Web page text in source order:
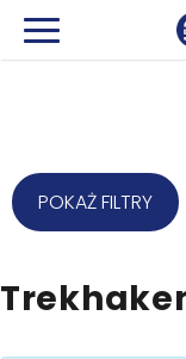
POKAŻ FILTRY